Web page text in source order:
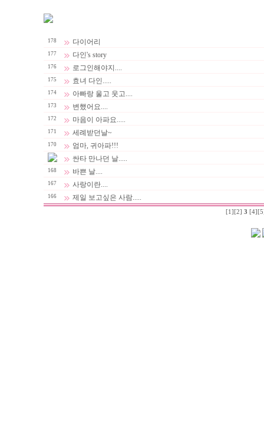
178 다이어리
177 다인's story
176 로그인해야지....
175 효녀 다인.....
174 아빠랑 울고 웃고....
173 변했어요....
172 마음이 아파요.....
171 세례받던날~
170
엄마, 귀아파!!!
싼타 만나던 날.....
168 바쁜 날....
167 사랑이란....
166 제일 보고싶은 사람.....
[1] [2] 3 [4]